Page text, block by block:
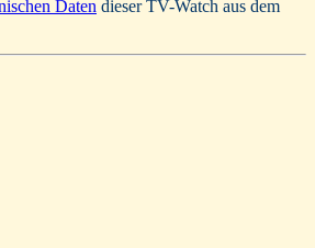
Daten dieser TV-Watch aus dem